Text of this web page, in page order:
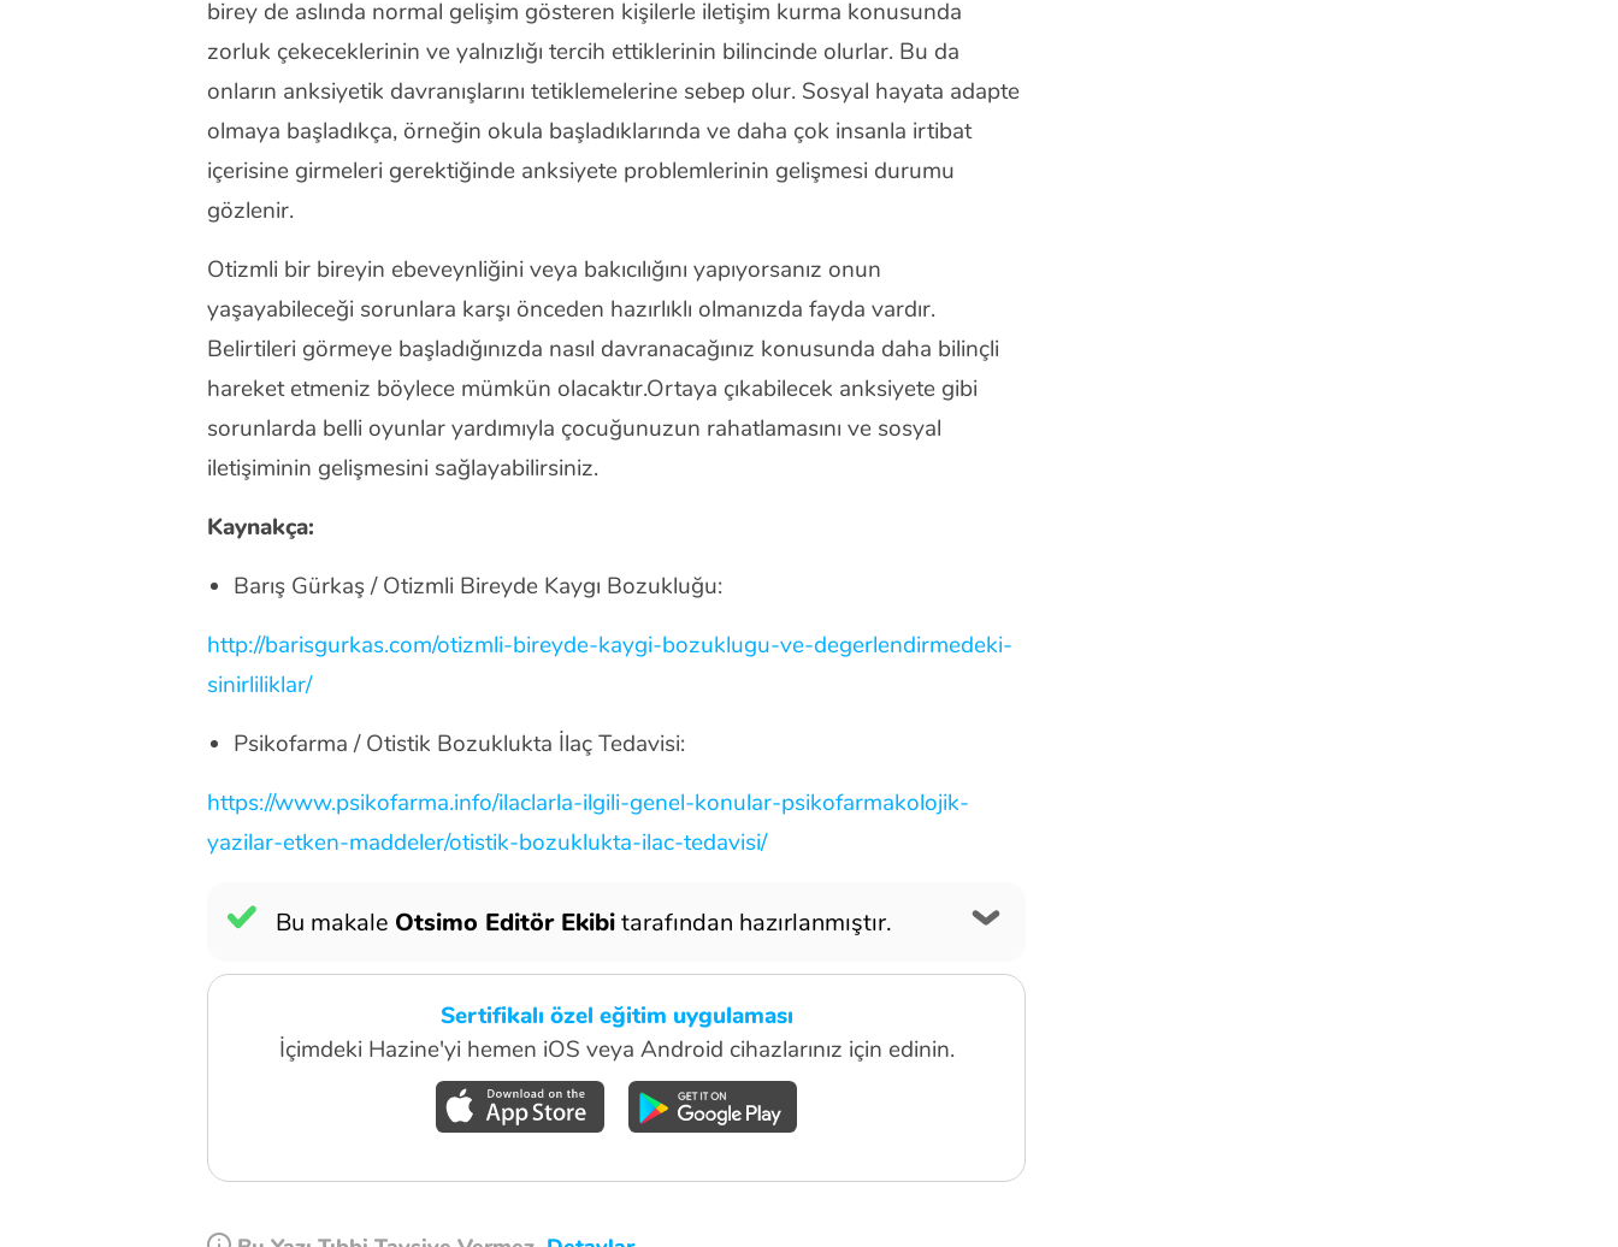
birey de aslında normal gelişim gösteren kişilerle iletişim kurma konusunda
zorluk çekeceklerinin ve yalnızlığı tercih ettiklerinin bilincinde olurlar. Bu da
onların anksiyetik davranışlarını tetiklemelerine sebep olur. Sosyal hayata adapte
olmaya başladıkça, örneğin okula başladıklarında ve daha çok insanla irtibat
içerisine girmeleri gerektiğinde anksiyete problemlerinin gelişmesi durumu
gözlenir.
Otizmli bir bireyin ebeveynliğini veya bakıcılığını yapıyorsanız onun
yaşayabileceği sorunlara karşı önceden hazırlıklı olmanızda fayda vardır.
Belirtileri görmeye başladığınızda nasıl davranacağınız konusunda daha bilinçli
hareket etmeniz böylece mümkün olacaktır.Ortaya çıkabilecek anksiyete gibi
sorunlarda belli oyunlar yardımıyla çocuğunuzun rahatlamasını ve sosyal
iletişiminin gelişmesini sağlayabilirsiniz.
Kaynakça:
Barış Gürkaş / Otizmli Bireyde Kaygı Bozukluğu:
http://barisgurkas.com/otizmli-bireyde-kaygi-bozuklugu-ve-degerlendirmedeki-
sinirliliklar/
Psikofarma / Otistik Bozuklukta İlaç Tedavisi:
https://www.psikofarma.info/ilaclarla-ilgili-genel-konular-psikofarmakolojik-
yazilar-etken-maddeler/otistik-bozuklukta-ilac-tedavisi/
Bu makale Otsimo Editör Ekibitarafından hazırlanmıştır.
Sertifikalı özel eğitim uygulaması
İçimdeki Hazine'yi hemen iOS veya Android cihazlarınız için edinin.